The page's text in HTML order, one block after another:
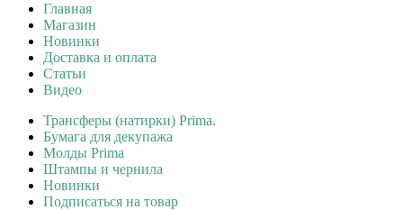
Главная
Магазин
Новинки
Доставка и оплата
Статьи
Видео
Трансферы (натирки) Prima.
Бумага для декупажа
Молды Prima
Штампы и чернила
Новинки
Подписаться на товар